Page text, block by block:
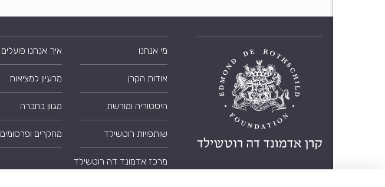
מי אנחנו
אודות הקרן
היסטוריה ומורשת
שותפויות רוטשילד
מרכז אדמונד דה רוטשילד
איך אנחנו פועלים
מרעיון למציאות
מגוון בחברה
מחקרים ופרסומים